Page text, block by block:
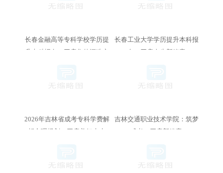
长春金融高等专科学校学历提
升本科报名：开启您的深造之
长春工业大学学历提升本科报
名：开启人生新篇章
2026年吉林省成考专科学费解
析合理规划，开启美好未来
吉林交通职业技术学院：筑梦
成考，开启新篇章